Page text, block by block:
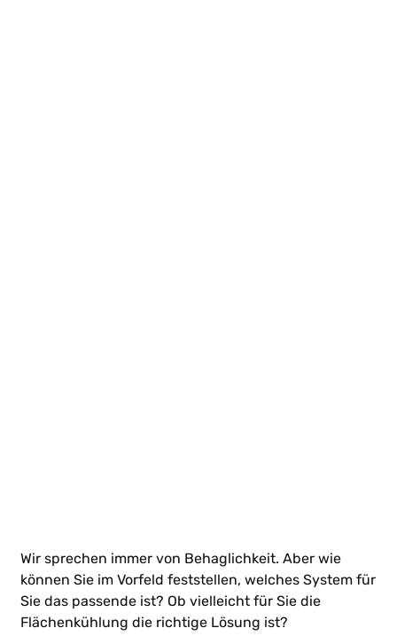
Wir sprechen immer von Behaglichkeit. Aber wie
können Sie im Vorfeld feststellen, welches System für
Sie das passende ist? Ob vielleicht für Sie die
Flächenkühlung die richtige Lösung ist?